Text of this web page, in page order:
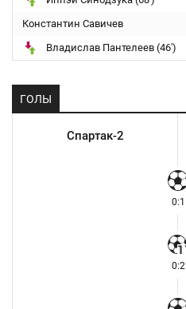
Константин Савичев
Владислав Пантелеев (46')
ГОЛЫ
Спартак-2
0:1
0:2